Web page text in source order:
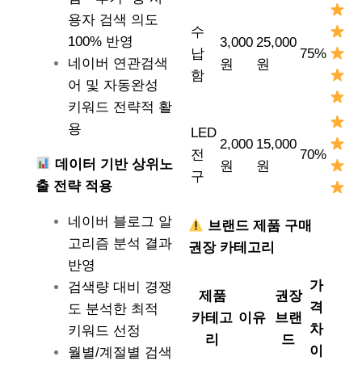
용자 검색 의도
100% 반영
네이버 연관검색
어 및 자동완성
키워드 전략적 활
용
데이터 기반 상위노
출 전략 적용
네이버 블로그 알
고리즘 분석 결과
반영
검색량 대비 경쟁
도 분석한 최적
키워드 선정
월별/계절별 검색
수
납
함
3,000
원
25,000
원
75%
LED
전
구
2,000
원
15,000
원
70%
브랜드 제품 구매
권장 카테고리
제품
카테고
리
이유
권장
브랜
드
가
격
차
이